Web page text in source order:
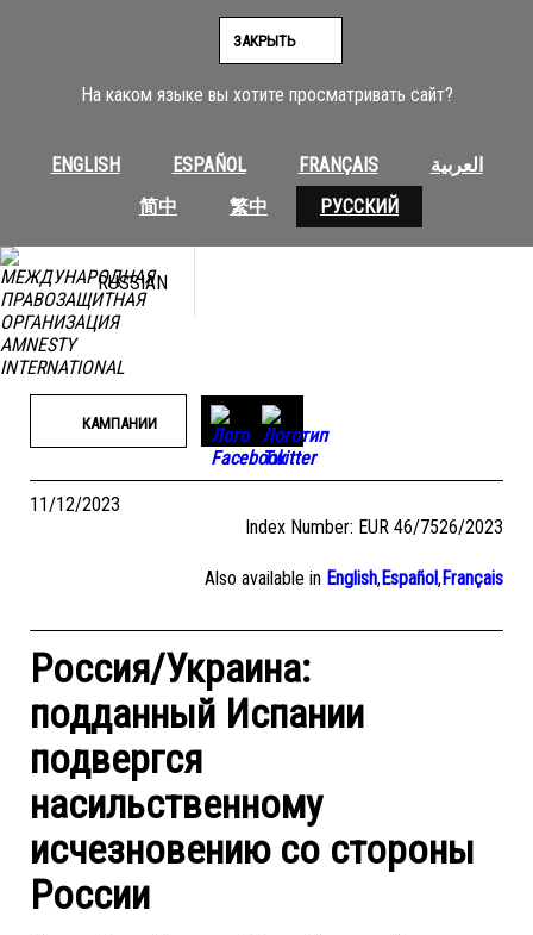
На каком языке вы хотите просматривать сайт?
ENGLISH ESPAÑOL FRANÇAIS
العربية
简中
繁中 РУССКИЙ
ЗАКРЫТЬ
RUSSIAN
КАМПАНИИ
11/12/2023
Index Number: EUR 46/7526/2023
Also available in English,Español,Français
Россия/Украина:
подданный Испании
подвергся
насильственному
исчезновению со стороны
России